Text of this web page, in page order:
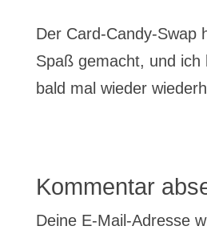
Der Card-Candy-Swap
Spaß gemacht, und ich
bald mal wieder
Kommentar
Deine E-Mail-Adresse